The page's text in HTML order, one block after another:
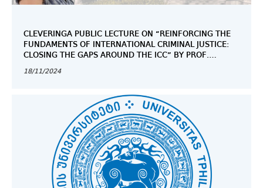
CLEVERINGA PUBLIC LECTURE ON “REINFORCING THE
FUNDAMENTS OF INTERNATIONAL CRIMINAL JUSTICE:
CLOSING THE GAPS AROUND THE ICC” BY PROF.
18/11/2024